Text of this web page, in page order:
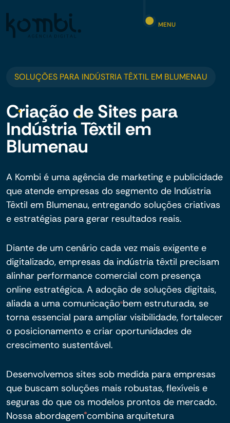
MENU
SOLUÇÕES PARA INDÚSTRIA TÊXTIL EM BLUMENAU
Criação de Sites para
Indústria Têxtil em
Blumenau
A Kombi é uma agência de marketing e publicidade
que atende empresas do segmento de Indústria
Têxtil em Blumenau, entregando soluções criativas
e estratégias para gerar resultados reais.
Diante de um cenário cada vez mais exigente e
digitalizado, empresas da indústria têxtil precisam
alinhar performance comercial com presença
online estratégica. A adoção de soluções digitais,
aliada a uma comunicação bem estruturada, se
torna essencial para ampliar visibilidade, fortalecer
o posicionamento e criar oportunidades de
crescimento sustentável.
Desenvolvemos sites sob medida para empresas
que buscam soluções mais robustas, flexíveis e
seguras do que os modelos prontos de mercado.
Nossa abordagem combina arquitetura